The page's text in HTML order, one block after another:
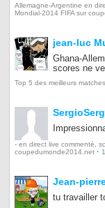
Allemagne-Argentine en
Mondial-2014 FIFA sur
jean-luc
Ghana-
scores ne
Top 5 des meilleurs
- en direct live commenté,
coupedumonde2014.net ·
Jean-
tu travailler